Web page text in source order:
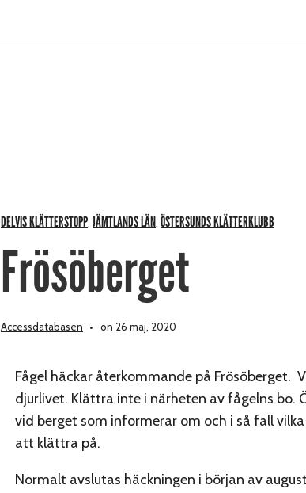
DELVIS KLÄTTERSTOPP JÄMTLANDS LÄN ÖSTERSUNDS KLÄTTERKLUBB
Frösöberget
Accessdatabasen on 26 maj, 2020
Fågel häckar återkommande på Frösöberget.
djurlivet. Klättra inte i närheten av fågelns bo.
vid berget som informerar om och i så fall
att klättra på.
Normalt avslutas häckningen i början av